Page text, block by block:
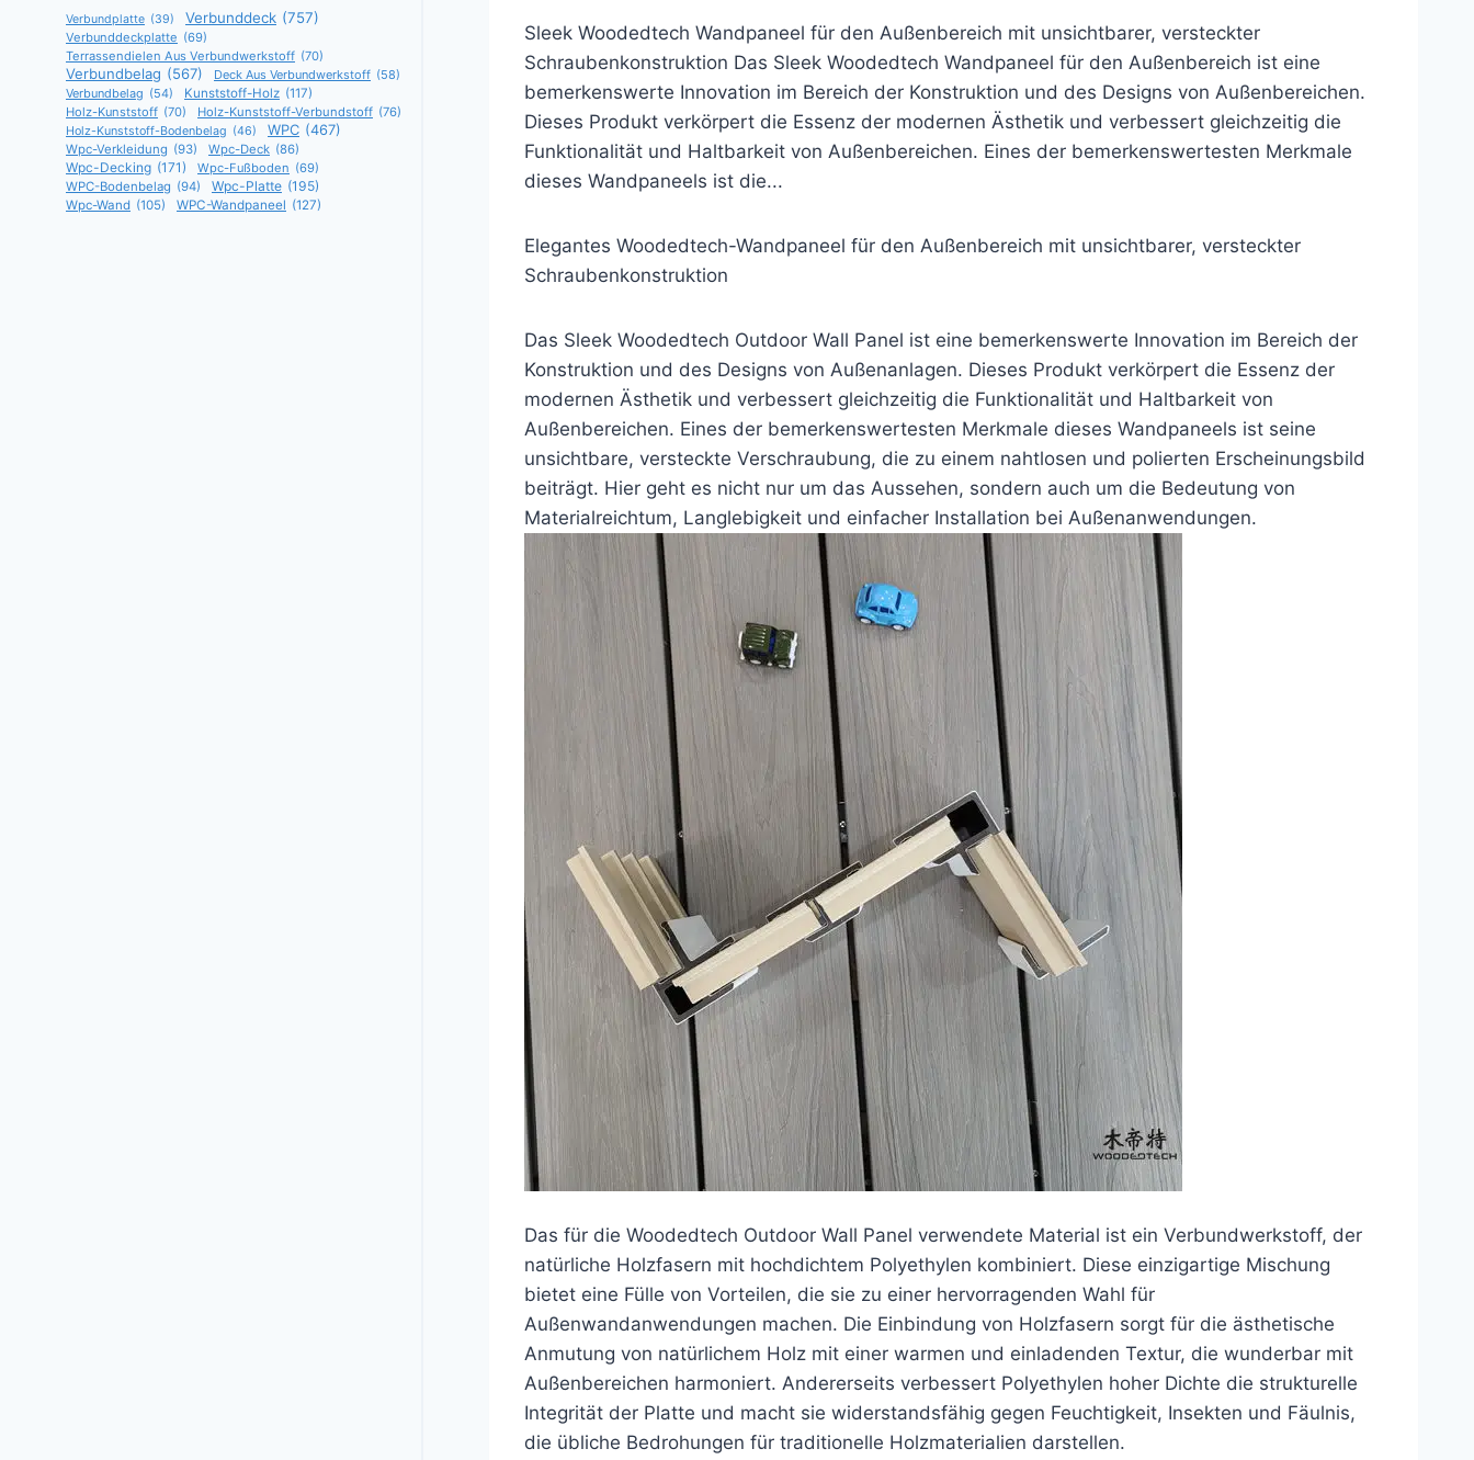
Sleek Woodedtech Wandpaneel für den Außenbereich mit unsichtbarer, versteckter
Schraubenkonstruktion Das Sleek Woodedtech Wandpaneel für den Außenbereich ist eine
bemerkenswerte Innovation im Bereich der Konstruktion und des Designs von Außenbereichen.
Dieses Produkt verkörpert die Essenz der modernen Ästhetik und verbessert gleichzeitig die
Funktionalität und Haltbarkeit von Außenbereichen. Eines der bemerkenswertesten Merkmale
dieses Wandpaneels ist die...
Elegantes Woodedtech-Wandpaneel für den Außenbereich mit unsichtbarer, versteckter
Schraubenkonstruktion
Das Sleek Woodedtech Outdoor Wall Panel ist eine bemerkenswerte Innovation im Bereich der
Konstruktion und des Designs von Außenanlagen. Dieses Produkt verkörpert die Essenz der
modernen Ästhetik und verbessert gleichzeitig die Funktionalität und Haltbarkeit von
Außenbereichen. Eines der bemerkenswertesten Merkmale dieses Wandpaneels ist seine
unsichtbare, versteckte Verschraubung, die zu einem nahtlosen und polierten Erscheinungsbild
beiträgt. Hier geht es nicht nur um das Aussehen, sondern auch um die Bedeutung von
Materialreichtum, Langlebigkeit und einfacher Installation bei Außenanwendungen.
Das für die Woodedtech Outdoor Wall Panel verwendete Material ist ein Verbundwerkstoff, der
natürliche Holzfasern mit hochdichtem Polyethylen kombiniert. Diese einzigartige Mischung
bietet eine Fülle von Vorteilen, die sie zu einer hervorragenden Wahl für
Außenwandanwendungen machen. Die Einbindung von Holzfasern sorgt für die ästhetische
Anmutung von natürlichem Holz mit einer warmen und einladenden Textur, die wunderbar mit
Außenbereichen harmoniert. Andererseits verbessert Polyethylen hoher Dichte die strukturelle
Integrität der Platte und macht sie widerstandsfähig gegen Feuchtigkeit, Insekten und Fäulnis,
die übliche Bedrohungen für traditionelle Holzmaterialien darstellen.
Verbundplatte (39) Verbunddeck (757)
Verbunddeckplatte (69)
Terrassendielen Aus Verbundwerkstoff (70)
Verbundbelag (567) Deck Aus Verbundwerkstoff (58)
Verbundbelag (54) Kunststoff-Holz (117)
Holz-Kunststoff (70) Holz-Kunststoff-Verbundstoff (76)
Holz-Kunststoff-Bodenbelag (46) WPC (467)
Wpc-Verkleidung (93) Wpc-Deck (86)
Wpc-Decking (171) Wpc-Fußboden (69)
WPC-Bodenbelag (94) Wpc-Platte (195)
Wpc-Wand (105) WPC-Wandpaneel (127)